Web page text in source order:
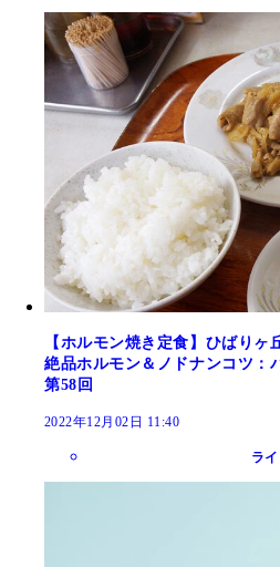
【ホルモン焼き定食】ひばり
絶品ホルモン＆ノドナンコツ：
第58回
2022年12月02日 11:40
ラ